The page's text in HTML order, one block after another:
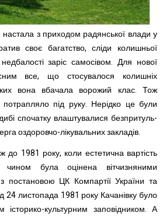
настала з приходом радянської влади у
своє багатство, сліди колишньої
заріс самосівом. Для нової
все, що стосувалося колиш­ніх
вона вбачала ворожий клас. Тож
під руку. Нерідко це були
спочатку влаштувалися безпритуль­
оздоровчо-лікувальних закладів.
до 1981 року, коли естетична вар­тість
чином була оцінена вітчизняними
з постановою ЦК Компартії України та
24 листопада 1981 року Качанівку було
культурним заповідни­ком. А